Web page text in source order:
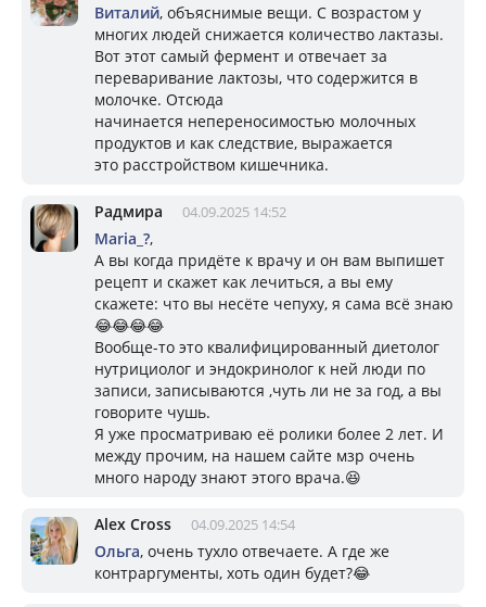
Виталий, объяснимые вещи. С возрастом у
многих людей снижается количество лактазы.
Вот этот самый фермент и отвечает за
переваривание лактозы, что содержится в
молочке. Отсюда
начинается непереносимостью молочных
продуктов и как следствие, выражается
это расстройством кишечника.
Радмира 04.09.2025 14:52
Mariа_?,
А вы когда придёте к врачу и он вам выпишет
рецепт и скажет как лечиться, а вы ему
скажете: что вы несёте чепуху, я сама всё знаю
😂😂😂😂
Вообще-то это квалифицированный диетолог
нутрициолог и эндокринолог к ней люди по
записи, записываются ,чуть ли не за год, а вы
говорите чушь.
Я уже просматриваю её ролики более 2 лет. И
между прочим, на нашем сайте мзр очень
много народу знают этого врача.😆
Alex Cross 04.09.2025 14:54
Ольга, очень тухло отвечаете. А где же
контраргументы, хоть один будет?😂